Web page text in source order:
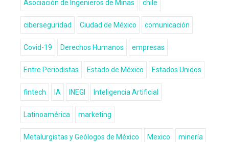
Asociación de Ingenieros de Minas chile
ciberseguridad Ciudad de México comunicación
Covid-19 Derechos Humanos empresas
Entre Periodistas Estado de México Estados Unidos
fintech IA INEGI Inteligencia Artificial
Latinoamérica marketing
Metalurgistas y Geólogos de México Mexico minería